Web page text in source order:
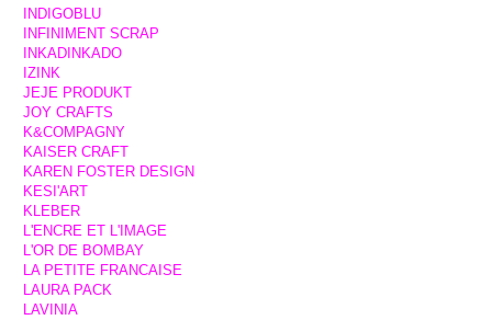
INDIGOBLU
INFINIMENT SCRAP
INKADINKADO
IZINK
JEJE PRODUKT
JOY CRAFTS
K&COMPAGNY
KAISER CRAFT
KAREN FOSTER DESIGN
KESI'ART
KLEBER
L'ENCRE ET L'IMAGE
L'OR DE BOMBAY
LA PETITE FRANCAISE
LAURA PACK
LAVINIA